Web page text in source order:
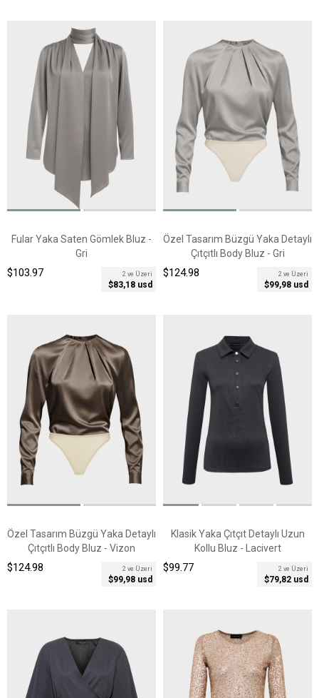
Fular Yaka Saten Gömlek Bluz -
Gri
2 ve Üzeri
$83,18 usd
$103.97
Özel Tasarım Büzgü Yaka Detaylı
Çıtçıtlı Body Bluz - Gri
2 ve Üzeri
$99,98 usd
$124.98
Özel Tasarım Büzgü Yaka Detaylı
Çıtçıtlı Body Bluz - Vizon
2 ve Üzeri
$99,98 usd
$124.98
Klasik Yaka Çıtçıt Detaylı Uzun
Kollu Bluz - Lacivert
2 ve Üzeri
$79,82 usd
$99.77